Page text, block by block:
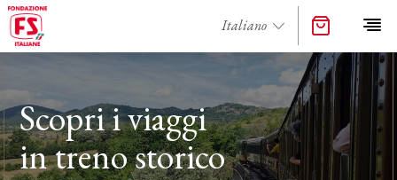
Scopri i viaggi
in treno storico